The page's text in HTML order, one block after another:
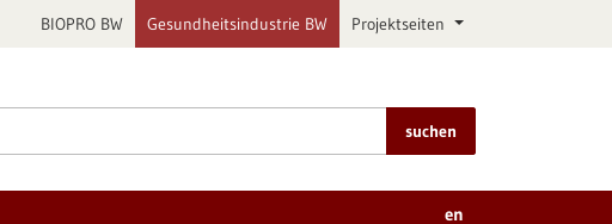
BIOPRO BW Gesundheitsindustrie BW Projektseiten
suchen
en